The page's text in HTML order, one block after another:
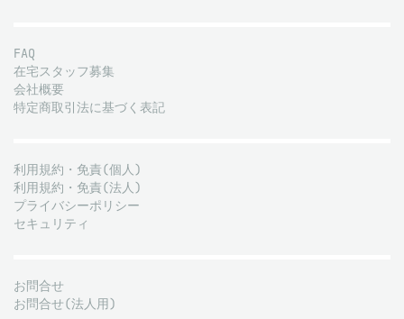
FAQ
在宅スタッフ募集
会社概要
特定商取引法に基づく表記
利用規約・免責(個人)
利用規約・免責(法人)
プライバシーポリシー
セキュリティ
お問合せ
お問合せ(法人用)